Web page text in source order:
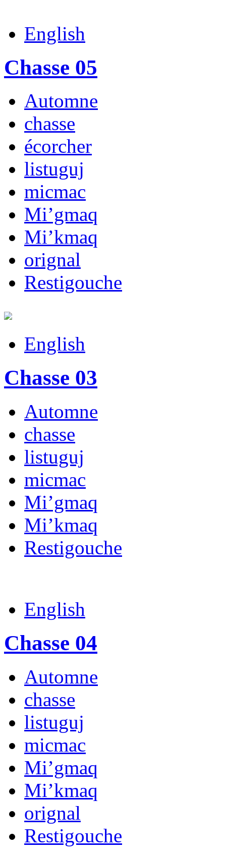
English
Chasse 05
Automne
chasse
écorcher
listuguj
micmac
Mi’gmaq
Mi’kmaq
orignal
Restigouche
English
Chasse 03
Automne
chasse
listuguj
micmac
Mi’gmaq
Mi’kmaq
Restigouche
English
Chasse 04
Automne
chasse
listuguj
micmac
Mi’gmaq
Mi’kmaq
orignal
Restigouche